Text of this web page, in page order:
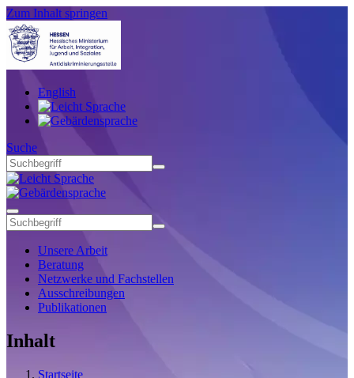
Zum Inhalt springen
English
Suche
Unsere Arbeit
Beratung
Netzwerke und Fachstellen
Ausschreibungen
Publikationen
Inhalt
Startseite